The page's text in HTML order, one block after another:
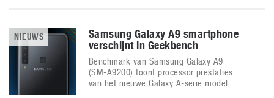
NIEUWS
Samsung Galaxy A9 smartphone
verschijnt in Geekbench
Benchmark van Samsung Galaxy A9
(SM-A9200) toont processor prestaties
van het nieuwe Galaxy A-serie model.